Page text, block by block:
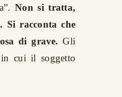
Non si tratta,
Si racconta che
di grave.Gli
cui il soggetto